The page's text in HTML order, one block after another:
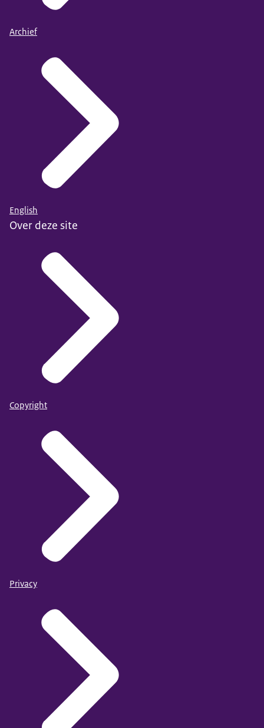
Archief
English
Over deze site
Copyright
Privacy